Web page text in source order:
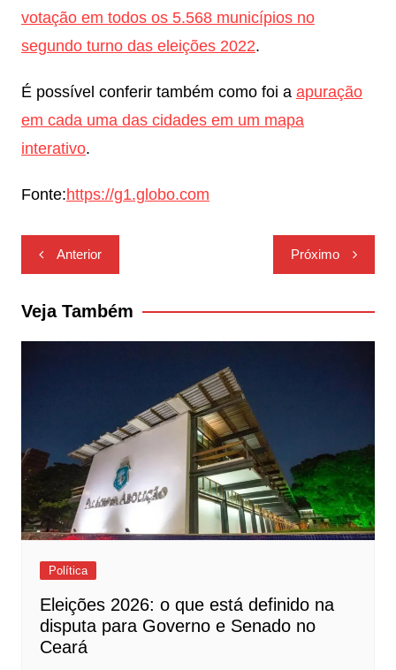
votação em todos os 5.568 municípios no
segundo turno das eleições 2022.
É possível conferir também como foi a apuração
em cada uma das cidades em um mapa
interativo.
Fonte:https://g1.globo.com
Navegação
de
Post
Anterior Próximo
Veja Também
Política
Eleições 2026: o que está definido na
disputa para Governo e Senado no
Ceará